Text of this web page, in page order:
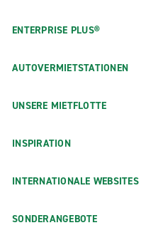
ENTERPRISE PLUS®
AUTOVERMIETSTATIONEN
UNSERE MIETFLOTTE
INSPIRATION
INTERNATIONALE WEBSITES
SONDERANGEBOTE